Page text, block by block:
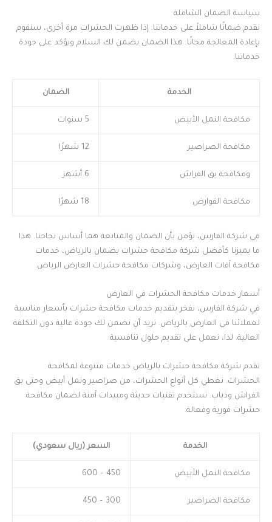
سياسة الضمان الشاملة
نقدم ضمانًا شاملاً على خدماتنا. إذا ظهرت الحشرات مرة أخرى، سنقوم
بإعادة المعالجة مجانًا. هذا الضمان يضمن لك السلام ويؤكد على جودة
خدماتنا.
الخدمة الضمان
مكافحة النمل الأبيض 5 سنوات
مكافحة الصراصير 12 شهرًا
ومكافحة بق الفراش 6 أشهر
مكافحة القوارض 18 شهرًا
في شركة الفارس، نؤمن بأن الضمان والمتابعة هما أساس نجاحنا. هذا
ما يميزنا كأفضل شركة مكافحة حشرات بضمان بالرياض، خدمات
مكافحة آفات العارض، وشركات مكافحة حشرات العارض الرياض.
أسعار خدمات مكافحة الحشرات في العارض
في شركة الفارس، نفخر بتقديم خدمات مكافحة حشرات بأسعار مناسبة
لعملائنا في العارض بالرياض. نريد أن نضمن لك جودة عالية دون التكلفة
العالية. لذا، نعمل على تقديم حلول تنافسية.
تقدم شركة مكافحة حشرات بالرياض خدمات متنوعة لمكافحة
الحشرات. نغطي كل أنواع الحشرات، من صراصير ونمل أبيض وحتى بق
الفراش وذباب. نستخدم تقنيات حديثة ومبيدات آمنة لضمان مكافحة
حشرات فورية وفعالة.
الخدمة السعر (ريال سعودي)
مكافحة النمل الأبيض 450 – 600
مكافحة الصراصير 300 – 450